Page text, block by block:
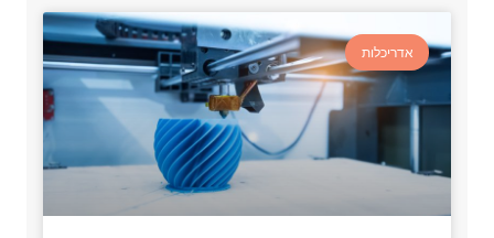
אדריכלות